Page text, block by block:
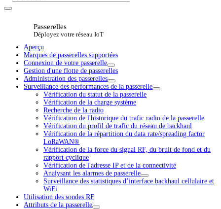
Passerelles
Déployez votre réseau IoT
Aperçu
Marques de passerelles supportées
Connexion de votre passerelle
Gestion d'une flotte de passerelles
Administration des passerelles
Surveillance des performances de la passerelle
Vérification du statut de la passerelle
Vérification de la charge système
Recherche de la radio
Vérification de l'historique du trafic radio de la passerelle
Vérification du profil de trafic du réseau de backhaul
Vérification de la répartition du data rate/spreading factor
LoRaWAN®
Vérification de la force du signal RF, du bruit de fond et du
rapport cyclique
Vérification de l'adresse IP et de la connectivité
Analysant les alarmes de passerelle
Surveillance des statistiques d’interface backhaul cellulaire et
WiFi
Utilisation des sondes RF
Attributs de la passerelle